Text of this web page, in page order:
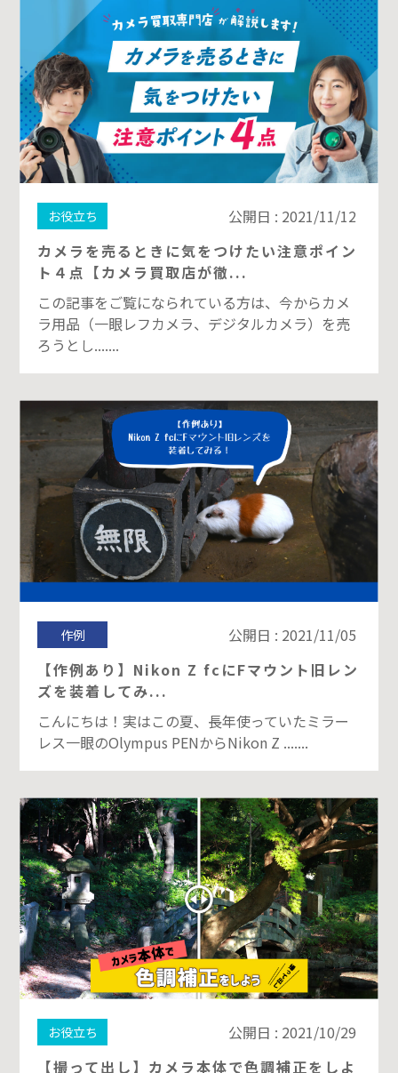
お役立ち
公開日 : 2021/11/12
カメラを売るときに気をつけたい注意ポイン
ト４点【カメラ買取店が徹...
この記事をご覧になられている方は、今からカメ
ラ用品（一眼レフカメラ、デジタルカメラ）を売
ろうとし.......
作例
公開日 : 2021/11/05
【作例あり】Nikon Z fcにFマウント旧レン
ズを装着してみ...
こんにちは！実はこの夏、長年使っていたミラー
レス一眼のOlympus PENからNikon Z .......
お役立ち
公開日 : 2021/10/29
【撮って出し】カメラ本体で色調補正をしよ